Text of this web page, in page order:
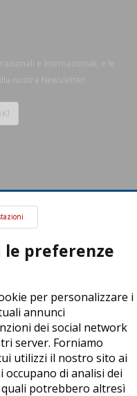
e internazionali, e le
nostra Newsletter!
le preferenze
per personalizzare i
annunci
dei social network
server. Forniamo
utilizzi il nostro sito ai
di analisi dei
potrebbero altresì
(BS) - P. Iva:
byDynDevice
Accessibilità Sitemap